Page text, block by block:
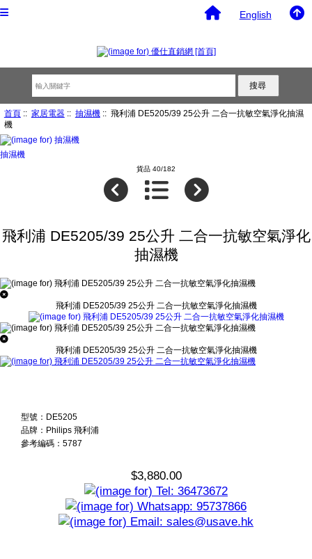
English
首頁:: 家居電器:: 抽濕機:: 飛利浦 DE5205/39 25公升 二合一抗敏空氣淨化抽濕
機
抽濕機
貨品 40/182
飛利浦 DE5205/39 25公升 二合一抗敏空氣淨化
抽濕機
飛利浦 DE5205/39 25公升 二合一抗敏空氣淨化抽濕機
飛利浦 DE5205/39 25公升 二合一抗敏空氣淨化抽濕機
型號：DE5205
品牌：Philips 飛利浦
參考編碼：5787
$3,880.00